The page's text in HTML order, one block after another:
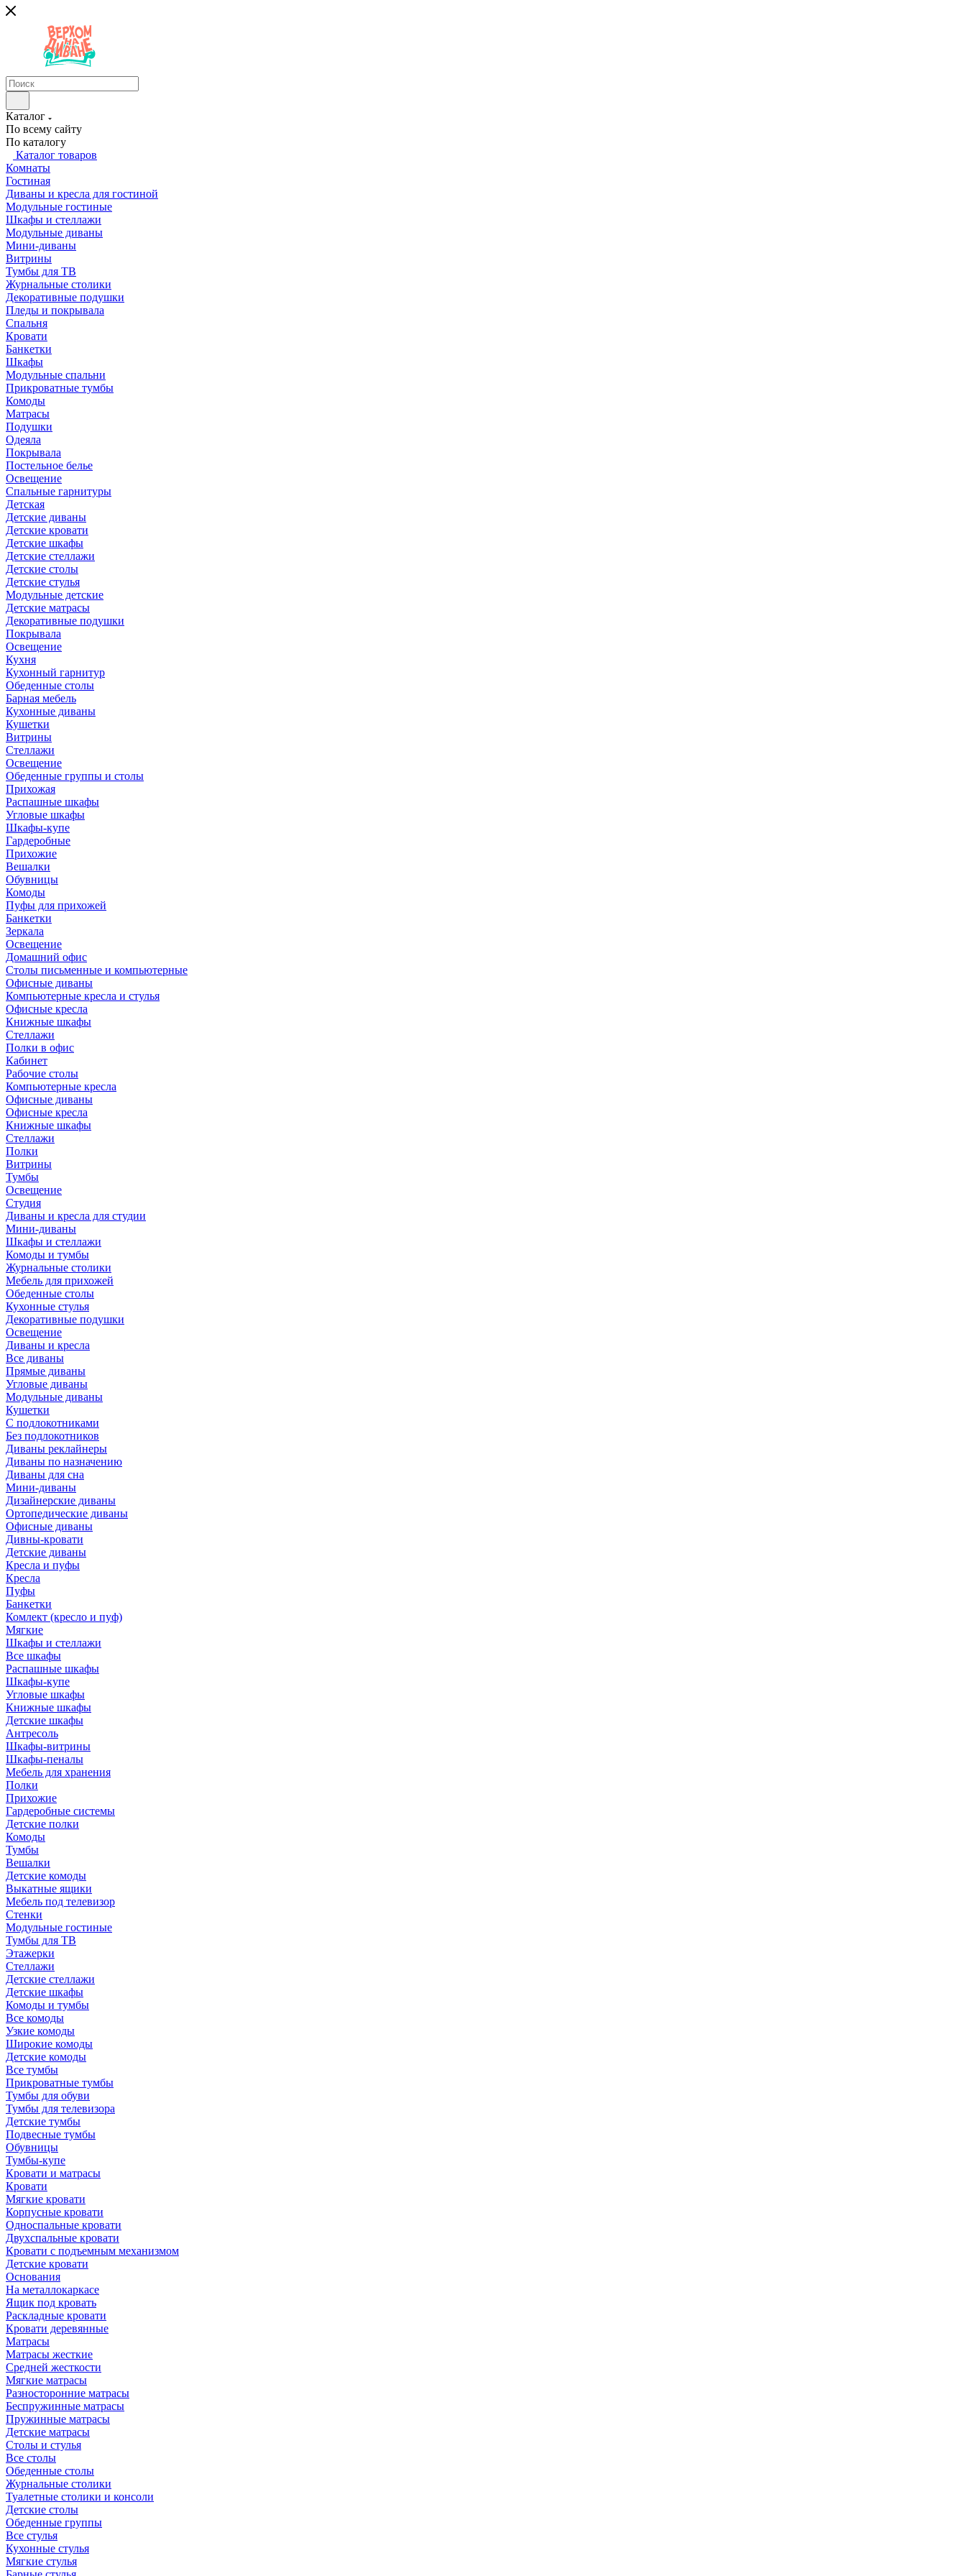
Каталог
По всему сайту
По каталогу
Каталог товаров
Комнаты
Гостиная
Диваны и кресла для гостиной
Модульные гостиные
Шкафы и стеллажи
Модульные диваны
Мини-диваны
Витрины
Тумбы для ТВ
Журнальные столики
Декоративные подушки
Пледы и покрывала
Спальня
Кровати
Банкетки
Шкафы
Модульные спальни
Прикроватные тумбы
Комоды
Матрасы
Подушки
Одеяла
Покрывала
Постельное белье
Освещение
Спальные гарнитуры
Детская
Детские диваны
Детские кровати
Детские шкафы
Детские стеллажи
Детские столы
Детские стулья
Модульные детские
Детские матрасы
Декоративные подушки
Покрывала
Освещение
Кухня
Кухонный гарнитур
Обеденные столы
Барная мебель
Кухонные диваны
Кушетки
Витрины
Стеллажи
Освещение
Обеденные группы и столы
Прихожая
Распашные шкафы
Угловые шкафы
Шкафы-купе
Гардеробные
Прихожие
Вешалки
Обувницы
Комоды
Пуфы для прихожей
Банкетки
Зеркала
Освещение
Домашний офис
Столы письменные и компьютерные
Офисные диваны
Компьютерные кресла и стулья
Офисные кресла
Книжные шкафы
Стеллажи
Полки в офис
Кабинет
Рабочие столы
Компьютерные кресла
Офисные диваны
Офисные кресла
Книжные шкафы
Стеллажи
Полки
Витрины
Тумбы
Освещение
Студия
Диваны и кресла для студии
Мини-диваны
Шкафы и стеллажи
Комоды и тумбы
Журнальные столики
Мебель для прихожей
Обеденные столы
Кухонные стулья
Декоративные подушки
Освещение
Диваны и кресла
Все диваны
Прямые диваны
Угловые диваны
Модульные диваны
Кушетки
С подлокотниками
Без подлокотников
Диваны реклайнеры
Диваны по назначению
Диваны для сна
Мини-диваны
Дизайнерские диваны
Ортопедические диваны
Офисные диваны
Дивны-кровати
Детские диваны
Кресла и пуфы
Кресла
Пуфы
Банкетки
Комлект (кресло и пуф)
Мягкие
Шкафы и стеллажи
Все шкафы
Распашные шкафы
Шкафы-купе
Угловые шкафы
Книжные шкафы
Детские шкафы
Антресоль
Шкафы-витрины
Шкафы-пеналы
Мебель для хранения
Полки
Прихожие
Гардеробные системы
Детские полки
Комоды
Тумбы
Вешалки
Детские комоды
Выкатные ящики
Мебель под телевизор
Стенки
Модульные гостиные
Тумбы для ТВ
Этажерки
Стеллажи
Детские стеллажи
Детские шкафы
Комоды и тумбы
Все комоды
Узкие комоды
Широкие комоды
Детские комоды
Все тумбы
Прикроватные тумбы
Тумбы для обуви
Тумбы для телевизора
Детские тумбы
Подвесные тумбы
Обувницы
Тумбы-купе
Кровати и матрасы
Кровати
Мягкие кровати
Корпусные кровати
Односпальные кровати
Двухспальные кровати
Кровати с подъемным механизмом
Детские кровати
Основания
На металлокаркасе
Ящик под кровать
Раскладные кровати
Кровати деревянные
Матрасы
Матрасы жесткие
Средней жесткости
Мягкие матрасы
Разносторонние матрасы
Беспружинные матрасы
Пружинные матрасы
Детские матрасы
Столы и стулья
Все столы
Обеденные столы
Журнальные столики
Туалетные столики и консоли
Детские столы
Обеденные группы
Все стулья
Кухонные стулья
Мягкие стулья